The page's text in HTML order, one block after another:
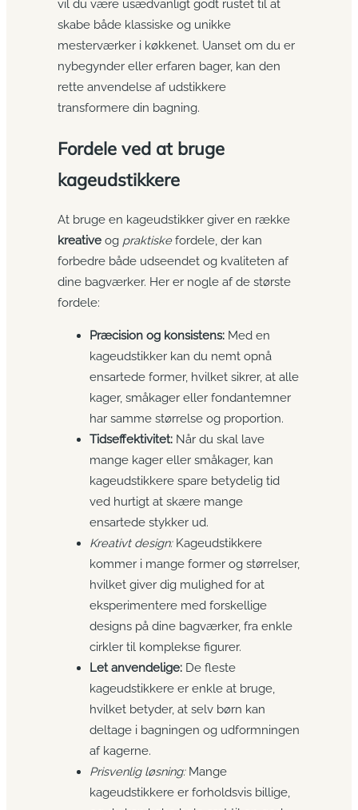
vil du være usædvanligt godt rustet til at
skabe både klassiske og unikke
mesterværker i køkkenet. Uanset om du er
nybegynder eller erfaren bager, kan den
rette anvendelse af udstikkere
transformere din bagning.
Fordele ved at bruge
kageudstikkere
At bruge en kageudstikker giver en række
kreative og praktiskefordele, der kan
forbedre både udseendet og kvaliteten af
dine bagværker. Her er nogle af de største
fordele:
Præcision og konsistens: Med en
kageudstikker kan du nemt opnå
ensartede former, hvilket sikrer, at alle
kager, småkager eller fondantemner
har samme størrelse og proportion.
Tidseffektivitet: Når du skal lave
mange kager eller småkager, kan
kageudstikkere spare betydelig tid
ved hurtigt at skære mange
ensartede stykker ud.
Kreativt design:Kageudstikkere
kommer i mange former og størrelser,
hvilket giver dig mulighed for at
eksperimentere med forskellige
designs på dine bagværker, fra enkle
cirkler til komplekse figurer.
Let anvendelige: De fleste
kageudstikkere er enkle at bruge,
hvilket betyder, at selv børn kan
deltage i bagningen og udformningen
af kagerne.
Prisvenlig løsning:Mange
kageudstikkere er forholdsvis billige,